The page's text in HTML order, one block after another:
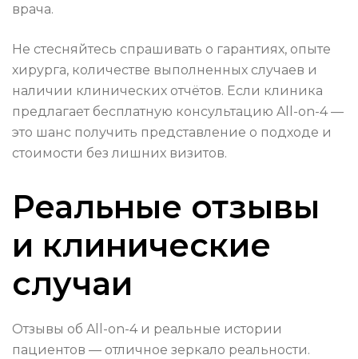
врача.
Не стесняйтесь спрашивать о гарантиях, опыте
хирурга, количестве выполненных случаев и
наличии клинических отчётов. Если клиника
предлагает бесплатную консультацию All-on-4 —
это шанс получить представление о подходе и
стоимости без лишних визитов.
Реальные отзывы
и клинические
случаи
Отзывы об All-on-4 и реальные истории
пациентов — отличное зеркало реальности.